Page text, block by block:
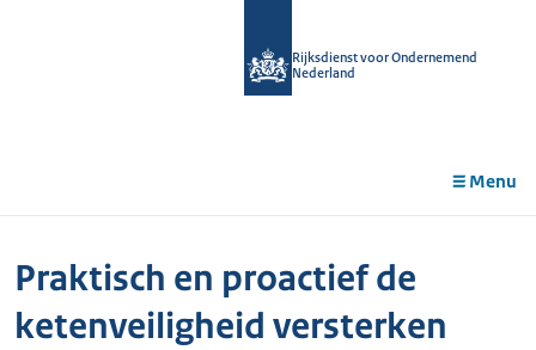
Rijksdienst voor Ondernemend
Nederland
Menu
Praktisch en proactief de
ketenveiligheid versterken